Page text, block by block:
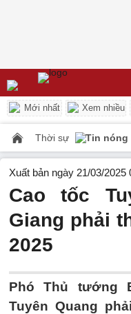
Mới nhất Xem nhiều
Thời sự Tin nóng
Xuất bản ngày 21/03/2025
Cao tốc
Giang phải
2025
Phó Thủ tướng
Tuyên Quang